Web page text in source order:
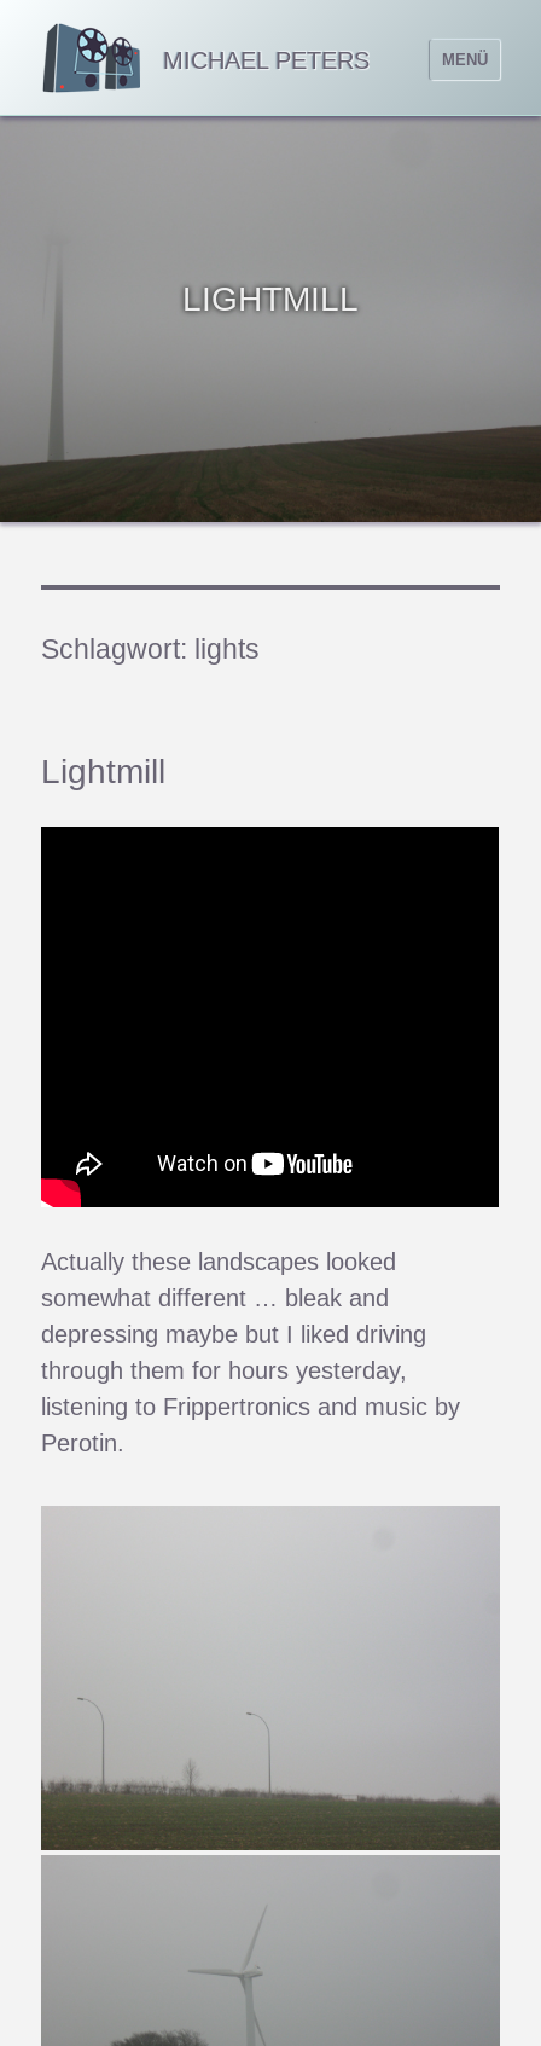
MICHAEL PETERS MENÜ
LIGHTMILL
Schlagwort: lights
Lightmill
Actually these landscapes looked
somewhat different … bleak and
depressing maybe but I liked driving
through them for hours yesterday,
listening to Frippertronics and music by
Perotin.